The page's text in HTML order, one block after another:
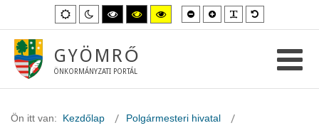
Alapértelmezett
mód
Éjszakai
mód
Magas
kontraszt
fekete-
mód.
Magas
kontraszt
fekete-
Magas
kontraszt
sárga-
Kisebb
betűméret
Nagyobb
betűméret
GYÖMRŐ
ÖNKORMÁNYZATI PORTÁL
Ön itt van: Kezdőlap
Polgármesteri hivatal